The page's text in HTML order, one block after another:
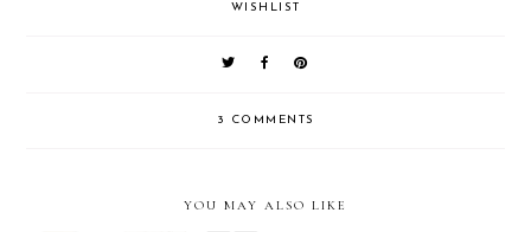
WISHLIST
3 COMMENTS
YOU MAY ALSO LIKE